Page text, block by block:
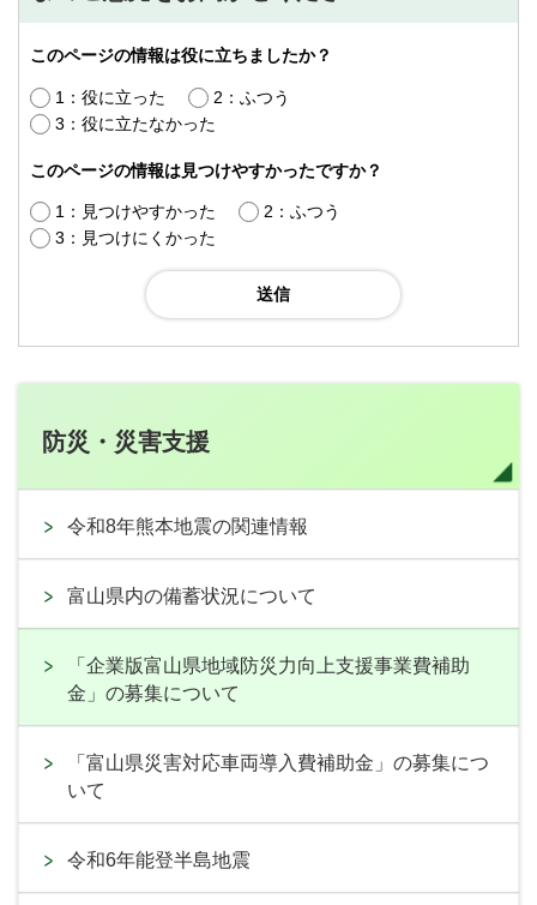
このページの情報は役に立ちましたか？
1：役に立った
2：ふつう
3：役に立たなかった
このページの情報は見つけやすかったですか？
1：見つけやすかった
2：ふつう
3：見つけにくかった
防災・災害支援
令和8年熊本地震の関連情報
富山県内の備蓄状況について
「企業版富山県地域防災力向上支援事業費補助
金」の募集について
「富山県災害対応車両導入費補助金」の募集につ
いて
令和6年能登半島地震